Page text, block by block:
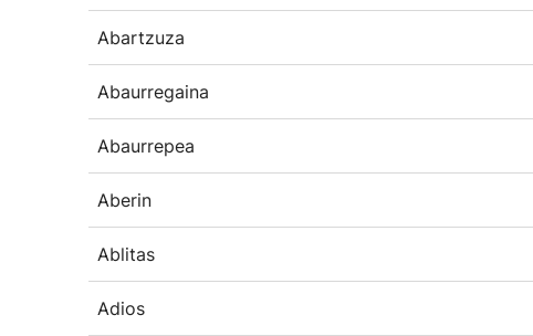
Abartzuza
Abaurregaina
Abaurrepea
Aberin
Ablitas
Adios